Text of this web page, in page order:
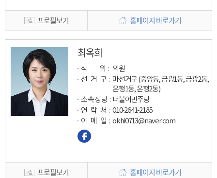
프로필보기 홈페이지 바로가기
최옥희
직 위 : 의원
선 거 구 : 마선거구 (중앙동, 금광1동, 금광2동,
은행1동, 은행2동)
소속정당 : 더불어민주당
연 락 처 : 010-2641-2185
이 메 일 : okhi0713@naver.com
프로필보기 홈페이지 바로가기